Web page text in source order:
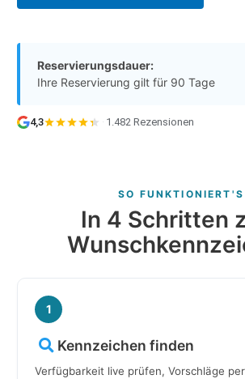
Reservierungsdauer:
Ihre Reservierung gilt für 90 Tage
4,3 · 1.482 Rezensionen
SO FUNKTIONIERT'S
In 4 Schritten
1
Kennzeichen finden
Verfügbarkeit live prüfen, Vorschläge